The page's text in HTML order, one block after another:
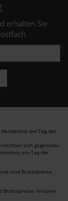
erhalten Sie
am Tag der
sich gegenüber
am Tag der
sind Bruttopreise.
Bruttopreise. Irrtümer